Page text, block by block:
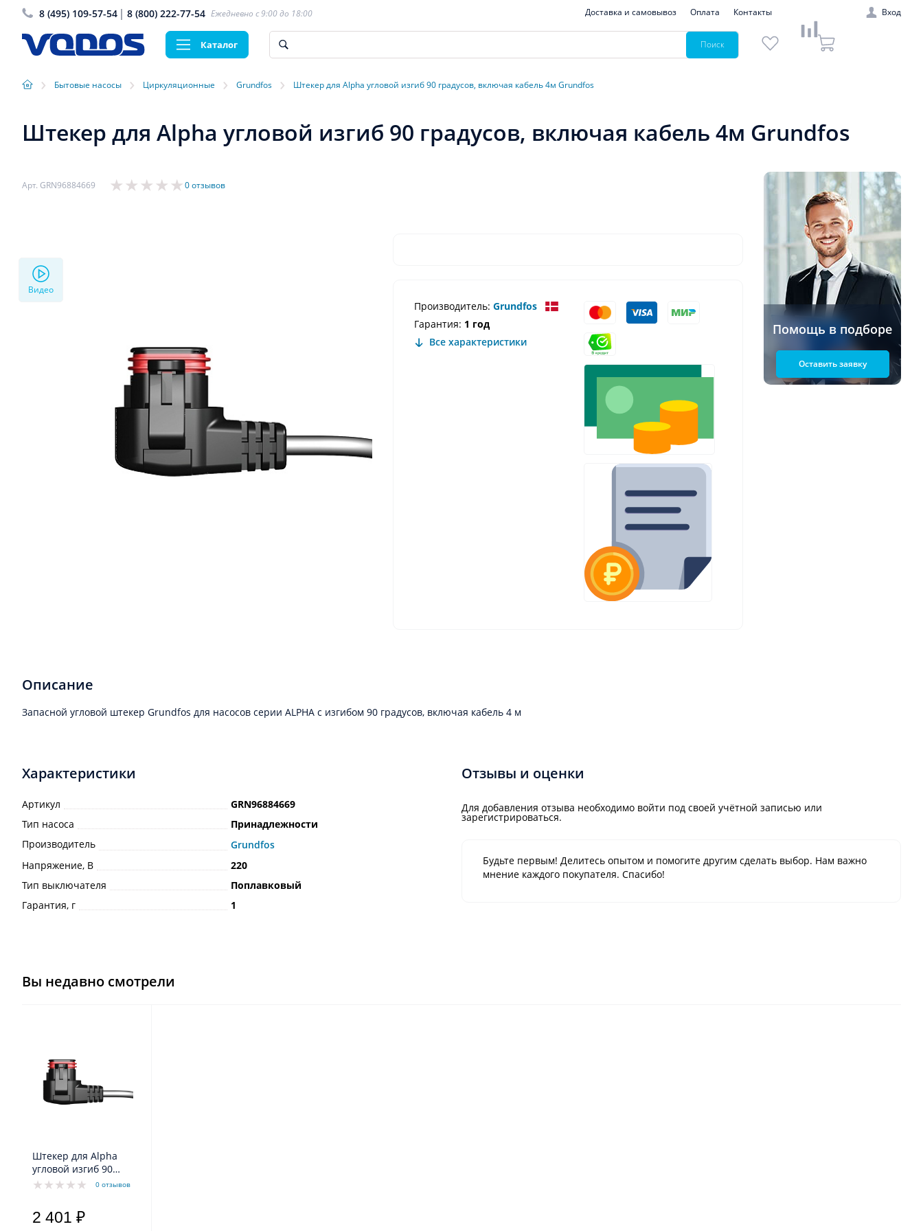
8 (495) 109-57-54 8 (800) 222-77-54 Ежедневно с 9:00 до 18:00 Доставка и самовывоз Оплата Контакты Вход
Каталог Поиск
› Бытовые насосы › Циркуляционные › Grundfos › Штекер для Alpha угловой изгиб 90 градусов, включая кабель 4м Grundfos
Штекер для Alpha угловой изгиб 90 градусов, включая кабель 4м Grundfos
Арт. GRN96884669 0 отзывов
Видео
Производитель: Grundfos
Гарантия: 1 год
Все характеристики
Помощь в подборе
Оставить заявку
Описание
Запасной угловой штекер Grundfos для насосов серии ALPHA с изгибом 90 градусов, включая кабель 4 м
Характеристики
Артикул
GRN96884669
Тип насоса
Принадлежности
Производитель
Grundfos
Напряжение, В
220
Тип выключателя
Поплавковый
Гарантия, г
1
Отзывы и оценки
Для добавления отзыва необходимо войти под своей учётной записью или
зарегистрироваться.
Будьте первым! Делитесь опытом и помогите другим сделать выбор. Нам важно
мнение каждого покупателя. Спасибо!
Вы недавно смотрели
Штекер для Alpha
угловой изгиб 90
градусов, включая
0 отзывов
2 401 ₽